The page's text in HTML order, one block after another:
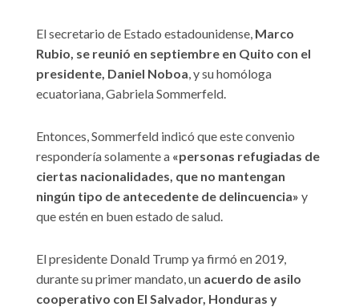
El secretario de Estado estadounidense, Marco
Rubio, se reunió en septiembre en Quito con el
presidente, Daniel Noboa , y su homóloga
ecuatoriana, Gabriela Sommerfeld.
Entonces, Sommerfeld indicó que este convenio
respondería solamente a «personas refugiadas de
ciertas nacionalidades, que no mantengan
ningún tipo de antecedente de delincuencia» y
que estén en buen estado de salud.
El presidente Donald Trump ya firmó en 2019,
durante su primer mandato, un acuerdo de asilo
cooperativo con El Salvador, Honduras y